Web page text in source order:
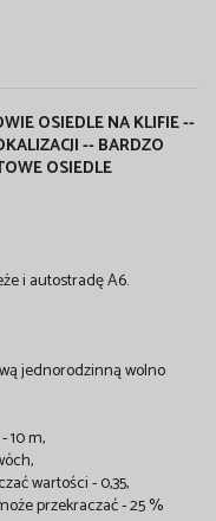
OSIEDLE NA KLIFIE --
--BARDZO
OSIEDLE
i autostradę A6.
jednorodzinną wolno
10 m,
wartości - 0,35,
przekraczać - 25 %